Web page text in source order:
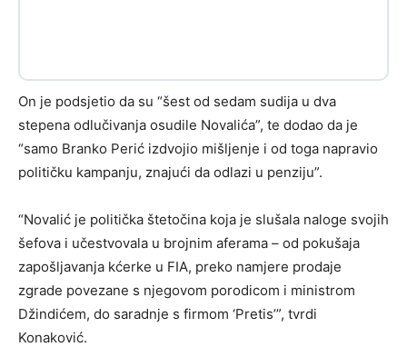
On je podsjetio da su “šest od sedam sudija u dva
stepena odlučivanja osudile Novalića”, te dodao da je
“samo Branko Perić izdvojio mišljenje i od toga napravio
političku kampanju, znajući da odlazi u penziju”.
“Novalić je politička štetočina koja je slušala naloge svojih
šefova i učestvovala u brojnim aferama – od pokušaja
zapošljavanja kćerke u FIA, preko namjere prodaje
zgrade povezane s njegovom porodicom i ministrom
Džindićem, do saradnje s firmom ‘Pretis’”, tvrdi
Konaković.